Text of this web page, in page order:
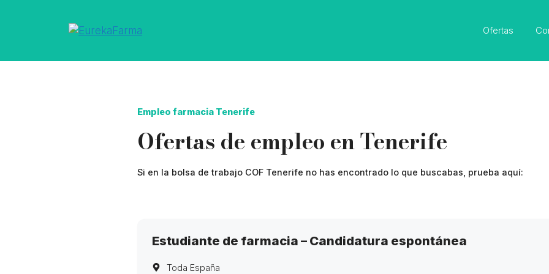
Ofertas
Empleo farmacia Tenerife
Ofertas de empleo en Tenerife
Si en la bolsa de trabajo COF Tenerife no has encontrado lo que buscabas, prueba aquí:
Estudiante de farmacia – Candidatura espontánea
Toda España